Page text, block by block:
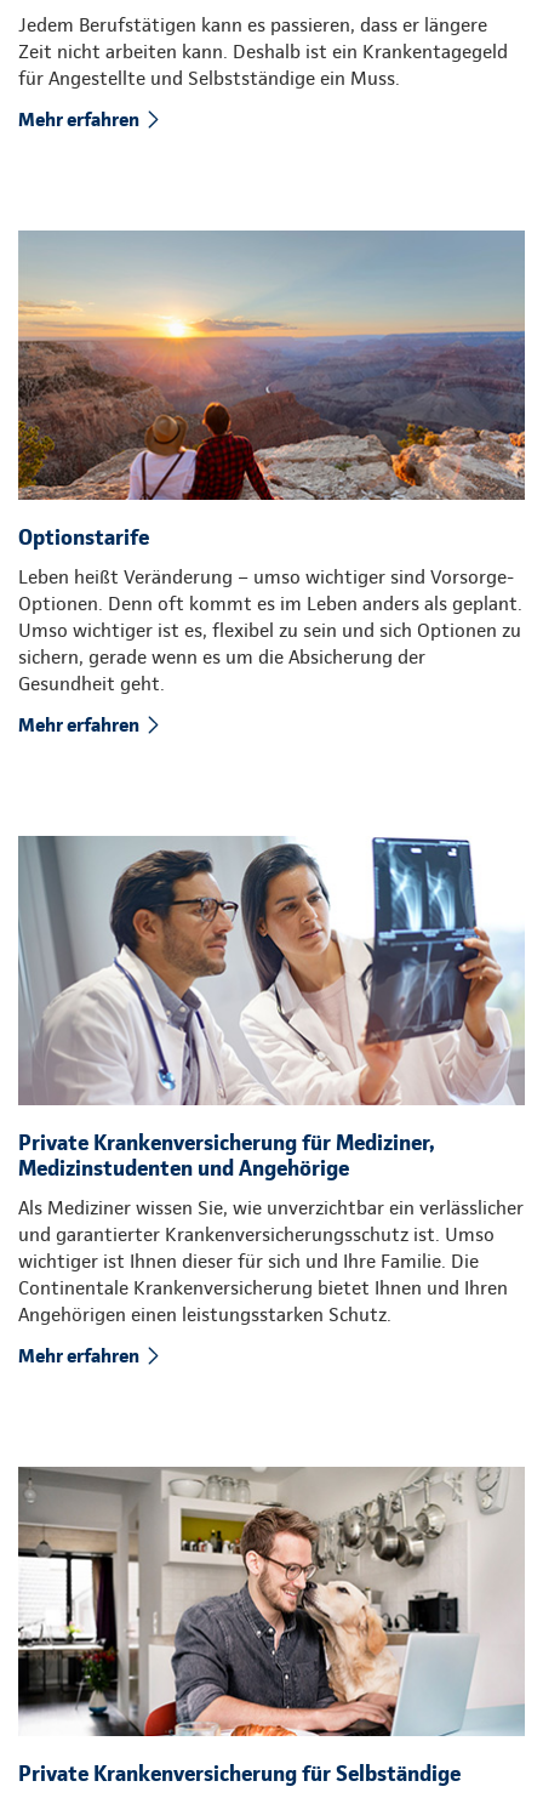
Jedem Berufstätigen kann es passieren, dass er längere
Zeit nicht arbeiten kann. Deshalb ist ein Krankentagegeld
für Angestellte und Selbstständige ein Muss.
Mehr erfahren
Optionstarife
Leben heißt Veränderung – umso wichtiger sind Vorsorge-
Optionen. Denn oft kommt es im Leben anders als geplant.
Umso wichtiger ist es, flexibel zu sein und sich Optionen zu
sichern, gerade wenn es um die Absicherung der
Gesundheit geht.
Mehr erfahren
Private Krankenversicherung für Mediziner,
Medizinstudenten und Angehörige
Als Mediziner wissen Sie, wie unverzichtbar ein verlässlicher
und garantierter Krankenversicherungsschutz ist. Umso
wichtiger ist Ihnen dieser für sich und Ihre Familie. Die
Continentale Krankenversicherung bietet Ihnen und Ihren
Angehörigen einen leistungsstarken Schutz.
Mehr erfahren
Private Krankenversicherung für Selbständige